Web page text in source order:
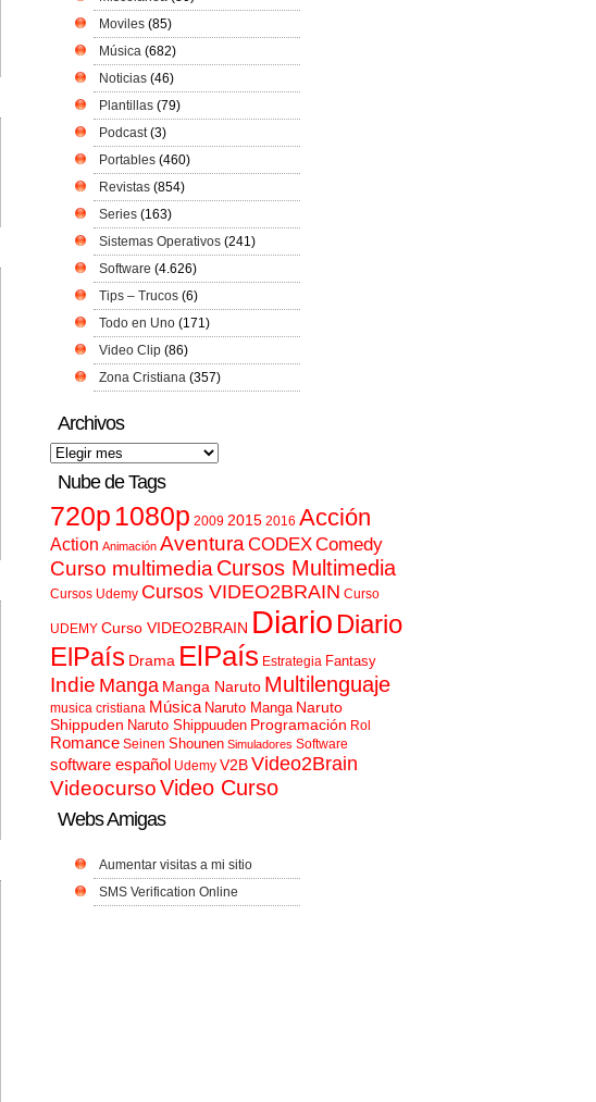
Moviles (85)
Música (682)
Noticias (46)
Plantillas (79)
Podcast(3)
Portables (460)
Revistas (854)
Series (163)
Sistemas Operativos (241)
Software (4.626)
Tips – Trucos (6)
Todo en Uno (171)
Video Clip (86)
Zona Cristiana (357)
Archivos
Nube de Tags
720p 1080p 2009 2015 2016 Acción
Action Animación AventuraCODEXComedy
Curso multimediaCursos Multimedia
Cursos Udemy Cursos VIDEO2BRAIN Curso
UDEMY Curso VIDEO2BRAIN Diario Diario
ElPaís Drama ElPaís Estrategia Fantasy
Indie Manga Manga Naruto Multilenguaje
musica cristiana Música Naruto Manga Naruto
Shippuden Naruto Shippuuden Programación Rol
Romance Seinen Shounen Simuladores Software
software español Udemy V2BVideo2Brain
VideocursoVideo Curso
Webs Amigas
Aumentar visitas a mi sitio
SMS Verification Online